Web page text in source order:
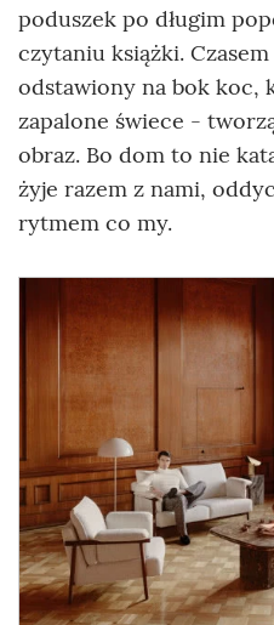
poduszek po długim
czytaniu książki.
odstawiony na bok koc,
zapalone świece -
obraz. Bo dom to nie
żyje razem z nami,
rytmem co my.